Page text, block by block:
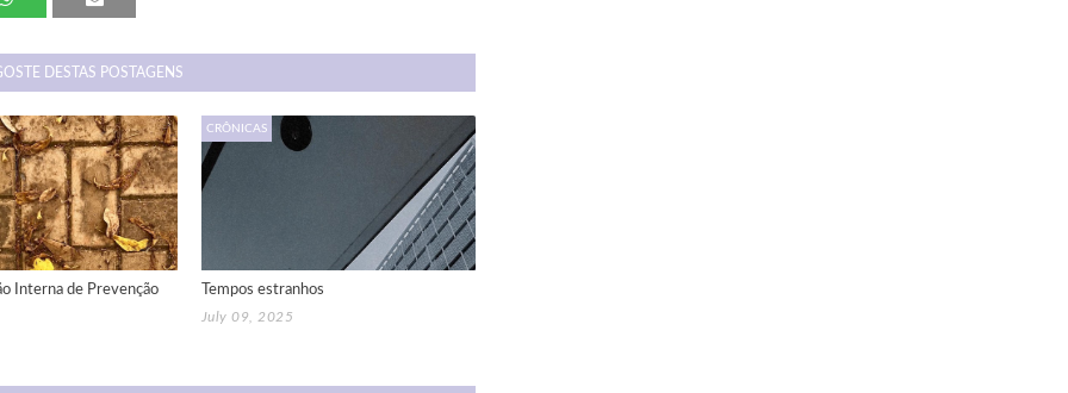
DESTAS POSTAGENS
Interna de Prevenção
CRÔNICAS
Tempos estranhos
July 09, 2025